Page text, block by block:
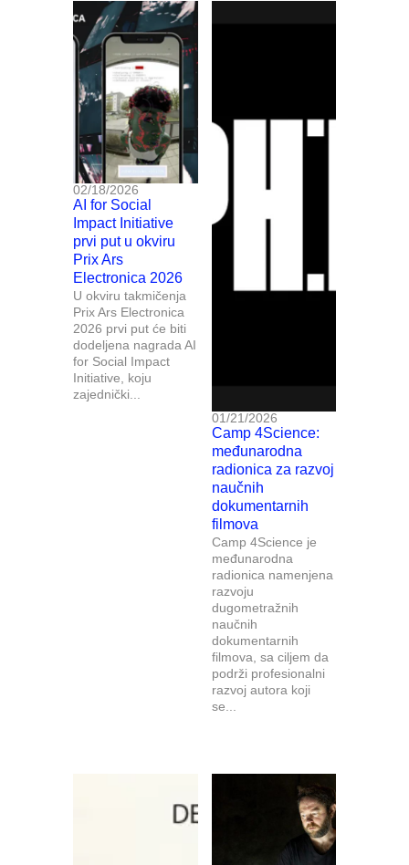
02/18/2026
AI for Social
Impact Initiative
prvi put u okviru
Prix Ars
Electronica 2026
U okviru takmičenja
Prix Ars Electronica
2026 prvi put će biti
dodeljena nagrada AI
for Social Impact
Initiative, koju
zajednički...
01/21/2026
Camp 4Science:
međunarodna
radionica za razvoj
naučnih
dokumentarnih
filmova
Camp 4Science je
međunarodna
radionica namenjena
razvoju
dugometražnih
naučnih
dokumentarnih
filmova, sa ciljem da
podrži profesionalni
razvoj autora koji
se...